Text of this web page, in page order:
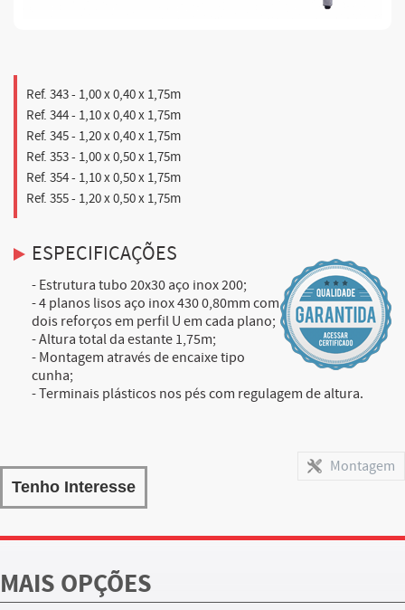
Ref. 343 - 1,00 x 0,40 x 1,75m
Ref. 344 - 1,10 x 0,40 x 1,75m
Ref. 345 - 1,20 x 0,40 x 1,75m
Ref. 353 - 1,00 x 0,50 x 1,75m
Ref. 354 - 1,10 x 0,50 x 1,75m
Ref. 355 - 1,20 x 0,50 x 1,75m
ESPECIFICAÇÕES
- Estrutura tubo 20x30 aço inox 200;
- 4 planos lisos aço inox 430 0,80mm com
dois reforços em perfil U em cada plano;
- Altura total da estante 1,75m;
- Montagem através de encaixe tipo
cunha;
- Terminais plásticos nos pés com regulagem de altura.
Tenho Interesse
Montagem
MAIS OPÇÕES